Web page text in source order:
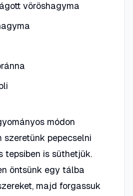
vöröshagyma
módon
szeretünk pepecselni
tepsiben is süthetjük.
öntsünk egy tálba
majd forgassuk